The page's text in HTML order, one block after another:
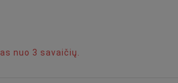
nuo 3 savaičių.